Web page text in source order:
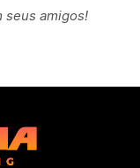
seus amigos!